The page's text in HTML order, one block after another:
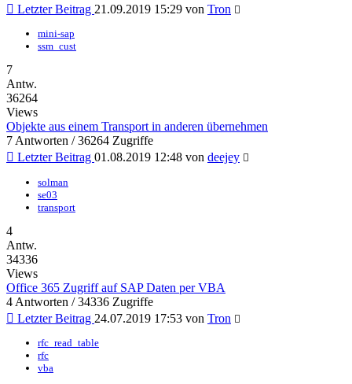
Letzter Beitrag 21.09.2019 15:29 von Tron
mini-sap
ssm_cust
7
Antw.
36264
Views
Objekte aus einem Transport in anderen übernehmen
7 Antworten / 36264 Zugriffe
Letzter Beitrag 01.08.2019 12:48 von deejey
solman
se03
transport
4
Antw.
34336
Views
Office 365 Zugriff auf SAP Daten per VBA
4 Antworten / 34336 Zugriffe
Letzter Beitrag 24.07.2019 17:53 von Tron
rfc_read_table
rfc
vba